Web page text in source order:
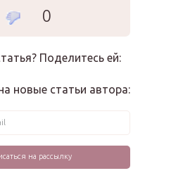
0
Поделитесь ей:
новые статьи автора: